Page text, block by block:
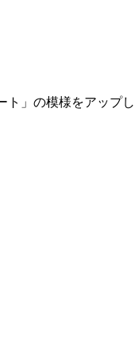
ト」の模様をアップ